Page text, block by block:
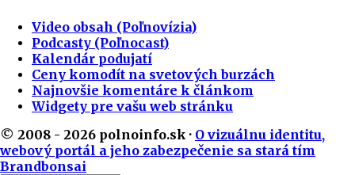
Video obsah (Poľnovízia)
Podcasty (Poľnocast)
Kalendár podujatí
Ceny komodít na svetových burzách
Najnovšie komentáre k článkom
Widgety pre vašu web stránku
© 2008 - 2026 polnoinfo.sk · O vizuálnu identitu,
webový portál a jeho zabezpečenie sa stará tím
Brandbonsai